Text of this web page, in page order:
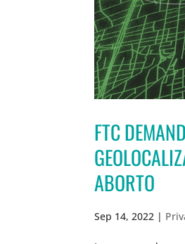
FTC
ABORTO
Sep 14, 2022 |